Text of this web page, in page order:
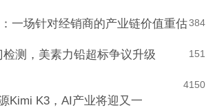
384
一场针对经销商的产业链价值重估
151
测，美素力铅超标争议升级
150
4
Kimi K3，AI产业将迎又一